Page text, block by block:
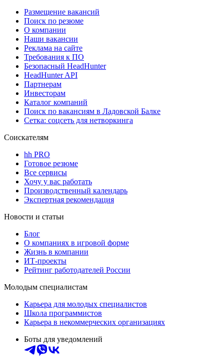
Размещение вакансий
Поиск по резюме
О компании
Наши вакансии
Реклама на сайте
Требования к ПО
Безопасный HeadHunter
HeadHunter API
Партнерам
Инвесторам
Каталог компаний
Поиск по вакансиям в Ладовской Балке
Сетка: соцсеть для нетворкинга
Соискателям
hh PRO
Готовое резюме
Все сервисы
Хочу у вас работать
Производственный календарь
Экспертная рекомендация
Новости и статьи
Блог
О компаниях в игровой форме
Жизнь в компании
ИТ-проекты
Рейтинг работодателей России
Молодым специалистам
Карьера для молодых специалистов
Школа программистов
Карьера в некоммерческих организациях
Боты для уведомлений